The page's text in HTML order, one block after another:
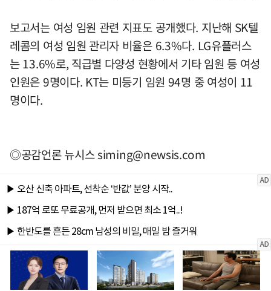
보고서는 여성 임원 관련 지표도 공개했다. 지난해 SK텔
레콤의 여성 임원 관리자 비율은 6.3%다. LG유플러스
는 13.6%로, 직급별 다양성 현황에서 기타 임원 등 여성
인원은 9명이다. KT는 미등기 임원 94명 중 여성이 11
명이다.
◎공감언론 뉴시스siming@newsis.com